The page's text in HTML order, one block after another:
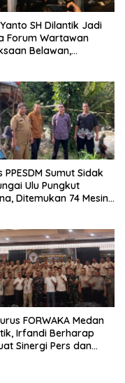
SH Dilantik Jadi
Forum Wartawan
Belawan,
Hukum dan
Semua Anggota
PPESDM Sumut Sidak
Ulu Pungkut
Ditemukan 74 Mesin
FORWAKA Medan
Irfandi Berharap
Sinergi Pers dan